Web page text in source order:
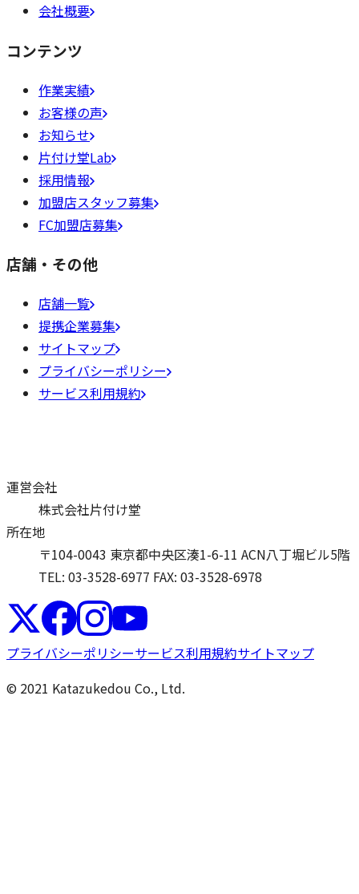
会社概要
コンテンツ
作業実績
お客様の声
お知らせ
片付け堂Lab
採用情報
加盟店スタッフ募集
FC加盟店募集
店舗・その他
店舗一覧
提携企業募集
サイトマップ
プライバシーポリシー
サービス利用規約
運営会社
株式会社片付け堂
所在地
〒104-0043 東京都中央区湊1-6-11 ACN八丁堀ビル5階
TEL: 03-3528-6977 FAX: 03-3528-6978
プライバシーポリシーサービス利用規約サイトマップ
© 2021 Katazukedou Co., Ltd.